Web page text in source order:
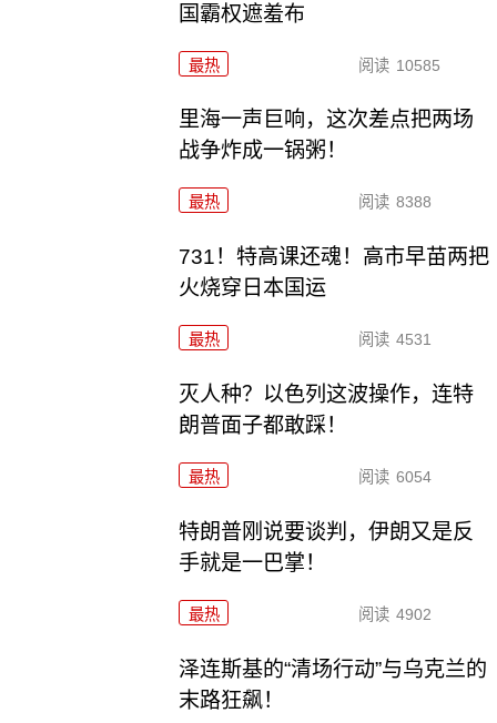
国霸权遮羞布
最热 阅读 10585
里海一声巨响，这次差点把两场
战争炸成一锅粥！
最热 阅读 8388
731！特高课还魂！高市早苗两把
火烧穿日本国运
最热 阅读 4531
灭人种？以色列这波操作，连特
朗普面子都敢踩！
最热 阅读 6054
特朗普刚说要谈判，伊朗又是反
手就是一巴掌！
最热 阅读 4902
泽连斯基的“清场行动”与乌克兰的
末路狂飙！